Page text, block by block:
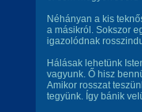
Néhányan a kis
a másikról. Sokszor
igazolódnak
Hálásak lehetünk
vagyunk. Ő hisz
Amikor rosszat
tegyünk. Így bánik